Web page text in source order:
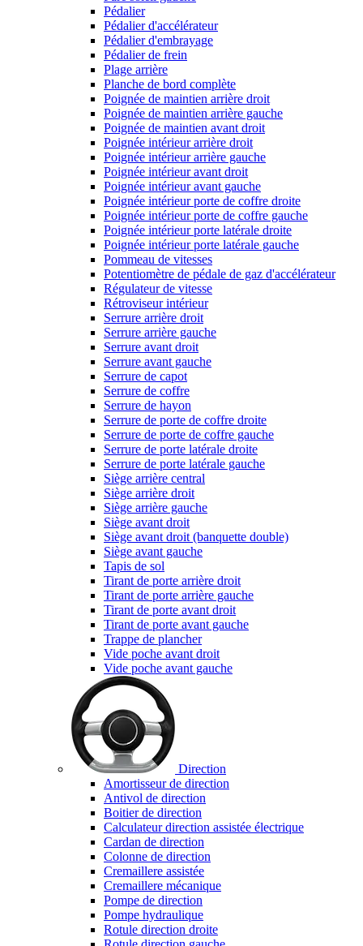
Pédalier
Pédalier d'accélérateur
Pédalier d'embrayage
Pédalier de frein
Plage arrière
Planche de bord complète
Poignée de maintien arrière droit
Poignée de maintien arrière gauche
Poignée de maintien avant droit
Poignée intérieur arrière droit
Poignée intérieur arrière gauche
Poignée intérieur avant droit
Poignée intérieur avant gauche
Poignée intérieur porte de coffre droite
Poignée intérieur porte de coffre gauche
Poignée intérieur porte latérale droite
Poignée intérieur porte latérale gauche
Pommeau de vitesses
Potentiomètre de pédale de gaz d'accélérateur
Régulateur de vitesse
Rétroviseur intérieur
Serrure arrière droit
Serrure arrière gauche
Serrure avant droit
Serrure avant gauche
Serrure de capot
Serrure de coffre
Serrure de hayon
Serrure de porte de coffre droite
Serrure de porte de coffre gauche
Serrure de porte latérale droite
Serrure de porte latérale gauche
Siège arrière central
Siège arrière droit
Siège arrière gauche
Siège avant droit
Siège avant droit (banquette double)
Siège avant gauche
Tapis de sol
Tirant de porte arrière droit
Tirant de porte arrière gauche
Tirant de porte avant droit
Tirant de porte avant gauche
Trappe de plancher
Vide poche avant droit
Vide poche avant gauche
Direction
Amortisseur de direction
Antivol de direction
Boitier de direction
Calculateur direction assistée électrique
Cardan de direction
Colonne de direction
Cremaillere assistée
Cremaillere mécanique
Pompe de direction
Pompe hydraulique
Rotule direction droite